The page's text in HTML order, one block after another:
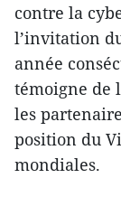
contre la
l’invitation
année
témoigne de
les
position du
mondiales.